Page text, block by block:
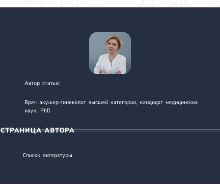
Автор статьи:
Врач акушер-гинеколог высшей категории, кандидат медицинских
наук, PhD
СТРАНИЦА АВТОРА
Список литературы